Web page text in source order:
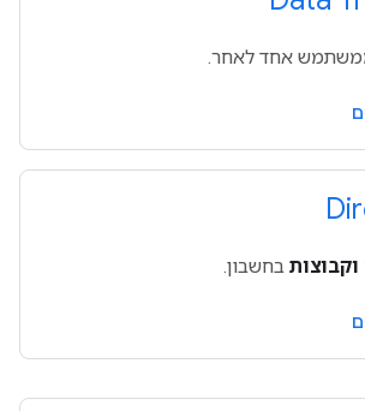
אחד לאחר.
בחשבון.